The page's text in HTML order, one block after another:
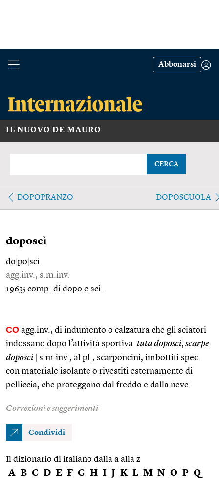
Abbonarsi
IL NUOVO DE MAURO
CERCA
DOPOPRANZO DOPOSCUOLA
doposcì
do po scì
agg.inv., s.m.inv.
1963; comp. di dopo e sci.
CO agg.inv., di indumento o calzatura che gli sciatori
indossano dopo l’attività sportiva: tuta doposcì, scarpe
doposcì
s.m.inv., al pl., scarponcini, imbottiti spec.
con materiale isolante o rivestiti esternamente di
pelliccia, che proteggono dal freddo e dalla neve
Correzioni e suggerimenti
Condividi
Il dizionario di italiano dalla a alla z
A B C D E F G H I J K L M N O P Q